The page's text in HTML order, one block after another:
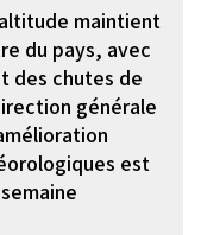
maintient
du pays, avec
des chutes de
générale
est